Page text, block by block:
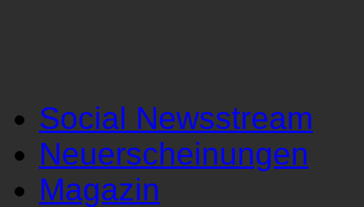
Social Newsstream
Neuerscheinungen
Magazin